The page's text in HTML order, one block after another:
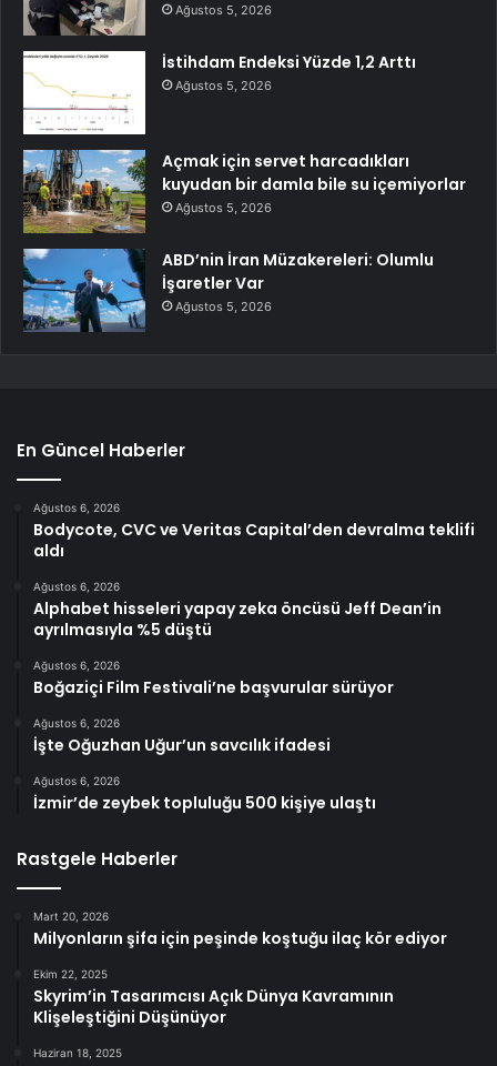
Ağustos 5, 2026
İstihdam Endeksi Yüzde 1,2 Arttı
Ağustos 5, 2026
Açmak için servet harcadıkları
kuyudan bir damla bile su içemiyorlar
Ağustos 5, 2026
ABD’nin İran Müzakereleri: Olumlu
İşaretler Var
Ağustos 5, 2026
En Güncel Haberler
Ağustos 6, 2026
Bodycote, CVC ve Veritas Capital’den devralma teklifi
aldı
Ağustos 6, 2026
Alphabet hisseleri yapay zeka öncüsü Jeff Dean’in
ayrılmasıyla %5 düştü
Ağustos 6, 2026
Boğaziçi Film Festivali’ne başvurular sürüyor
Ağustos 6, 2026
İşte Oğuzhan Uğur’un savcılık ifadesi
Ağustos 6, 2026
İzmir’de zeybek topluluğu 500 kişiye ulaştı
Rastgele Haberler
Mart 20, 2026
Milyonların şifa için peşinde koştuğu ilaç kör ediyor
Ekim 22, 2025
Skyrim’in Tasarımcısı Açık Dünya Kavramının
Klişeleştiğini Düşünüyor
Haziran 18, 2025